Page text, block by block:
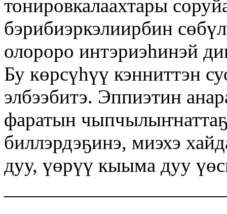
тонировкалаахтары
бэрибиэркэлиирбин
олороро интэриэһинэй
Бу көрсүһүү кэнниттэн
элбээбитэ. Эппиэтин
фаратын
биллэрдэҕинэ, миэхэ
дуу, үөрүү кыыма дуу